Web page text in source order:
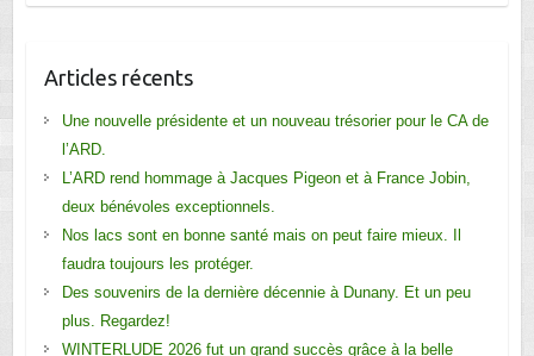
Articles récents
Une nouvelle présidente et un nouveau trésorier pour le CA de
l’ARD.
L’ARD rend hommage à Jacques Pigeon et à France Jobin,
deux bénévoles exceptionnels.
Nos lacs sont en bonne santé mais on peut faire mieux. Il
faudra toujours les protéger.
Des souvenirs de la dernière décennie à Dunany. Et un peu
plus. Regardez!
WINTERLUDE 2026 fut un grand succès grâce à la belle